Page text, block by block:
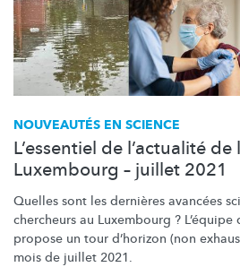
NOUVEAUTÉS EN SCIENCE
L’essentiel de l’actualité
Luxembourg – juillet 2021
Quelles sont les dernières avancées
chercheurs au Luxembourg ?
propose un tour d’horizon (non
mois de juillet 2021.